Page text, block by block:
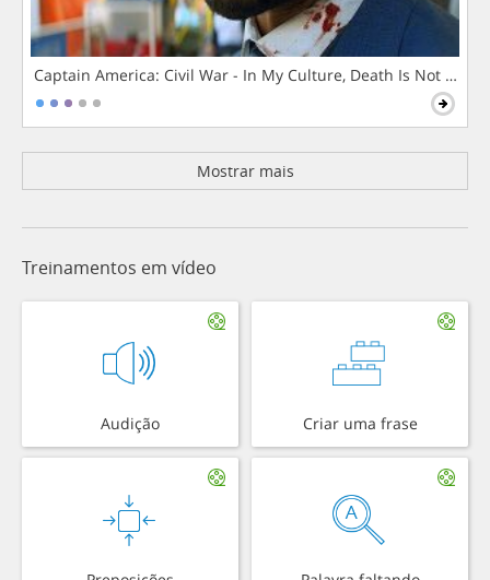
Captain America: Civil War - In My Culture, Death Is Not The
Mostrar mais
Treinamentos em vídeo
Audição Criar uma frase